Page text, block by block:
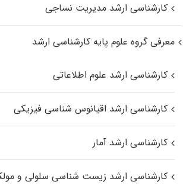
کارشناسی ارشد مدیریت نساجی
معرفی گروه علوم پایه کارشناسی ارشد
کارشناسی ارشد علوم اطلاعاتی
کارشناسی ارشد اقیانوس‌ شناسی فیزیکی
کارشناسی ارشد آمار
کارشناسی ارشد زیست شناسی سلولی و